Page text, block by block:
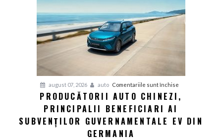
BMW
renunță
și
100%
august 07, 2026 auto Comentariile sunt închise
chinezi,
PRODUCĂTORII AUTO CHINEZI,
PRINCIPALII BENEFICIARI AI
SUBVENȚILOR GUVERNAMENTALE EV DIN
GERMANIA